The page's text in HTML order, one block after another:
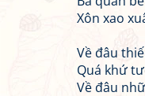
Xôn xao
Về đâu
Quá khứ
Về đâu